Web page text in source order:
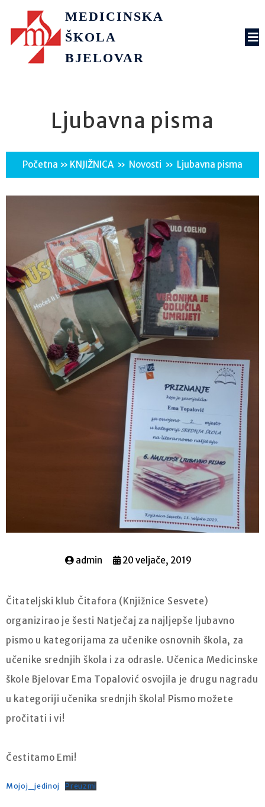
MEDICINSKA
ŠKOLA
BJELOVAR
Ljubavna pisma
Početna » KNJIŽNICA » Novosti » Ljubavna pisma
admin 20 veljače, 2019
Čitateljski klub Čitafora (Knjižnice Sesvete)
organizirao je šesti Natječaj za najljepše ljubavno
pismo u kategorijama za učenike osnovnih škola, za
učenike srednjih škola i za odrasle. Učenica Medicinske
škole Bjelovar Ema Topalović osvojila je drugu nagradu
u kategoriji učenika srednjih škola! Pismo možete
pročitati i vi!
Čestitamo Emi!
Mojoj_jedinoj Preuzmi